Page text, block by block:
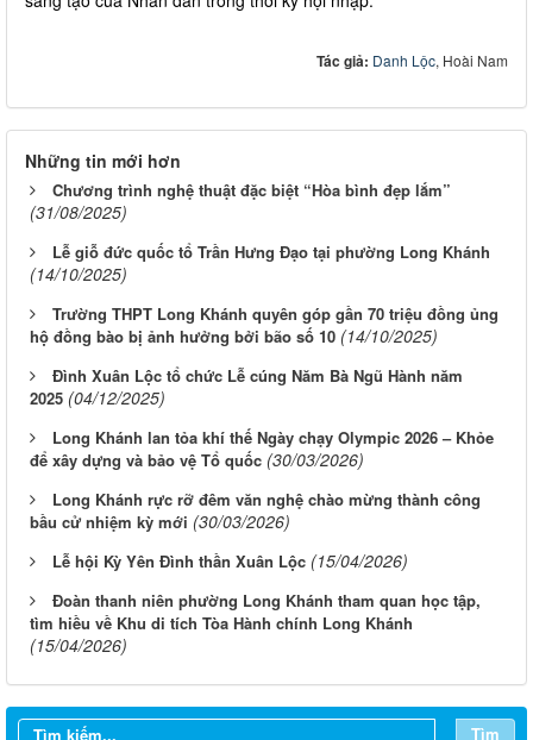
Tác giả: Danh Lộc, Hoài Nam
Những tin mới hơn
Chương trình nghệ thuật đặc biệt “Hòa bình đẹp lắm”
(31/08/2025)
Lễ giỗ đức quốc tổ Trần Hưng Đạo tại phường Long Khánh
(14/10/2025)
Trường THPT Long Khánh quyên góp gần 70 triệu đồng ủng
hộ đồng bào bị ảnh hưởng bởi bão số 10 (14/10/2025)
Đình Xuân Lộc tổ chức Lễ cúng Năm Bà Ngũ Hành năm
2025 (04/12/2025)
Long Khánh lan tỏa khí thế Ngày chạy Olympic 2026 – Khỏe
để xây dựng và bảo vệ Tổ quốc (30/03/2026)
Long Khánh rực rỡ đêm văn nghệ chào mừng thành công
bầu cử nhiệm kỳ mới (30/03/2026)
Lễ hội Kỳ Yên Đình thần Xuân Lộc (15/04/2026)
Đoàn thanh niên phường Long Khánh tham quan học tập,
tìm hiều về Khu di tích Tòa Hành chính Long Khánh
(15/04/2026)
Tìm